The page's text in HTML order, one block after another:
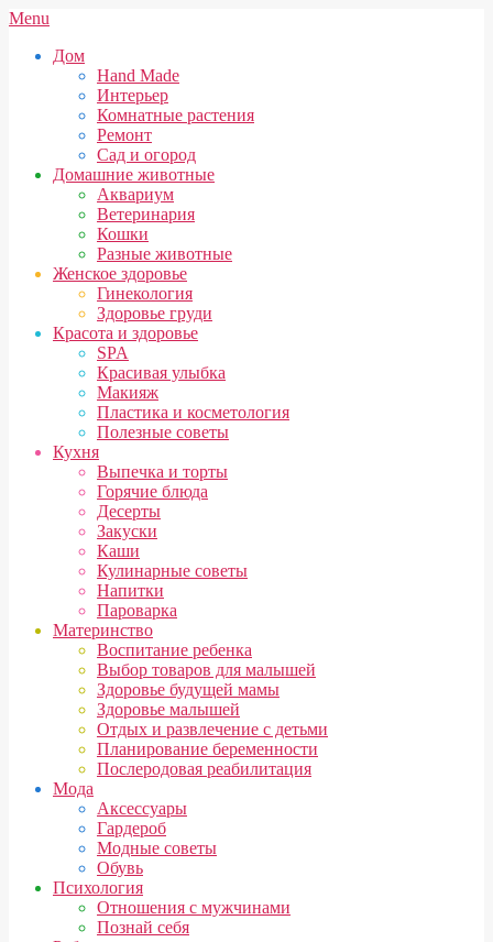
Skip
content
Secondary
Menu
Menu
Дом
Hand Made
Интерьер
Комнатные растения
Ремонт
Сад и огород
Домашние животные
Аквариум
Ветеринария
Кошки
Разные животные
Женское здоровье
Гинекология
Здоровье груди
Красота и здоровье
SPA
Красивая улыбка
Макияж
Пластика и косметология
Полезные советы
Кухня
Выпечка и торты
Горячие блюда
Десерты
Закуски
Каши
Кулинарные советы
Напитки
Пароварка
Материнство
Воспитание ребенка
Выбор товаров для малышей
Здоровье будущей мамы
Здоровье малышей
Отдых и развлечение с детьми
Планирование беременности
Послеродовая реабилитация
Мода
Аксессуары
Гардероб
Модные советы
Обувь
Психология
Отношения с мужчинами
Познай себя